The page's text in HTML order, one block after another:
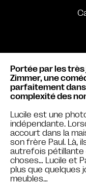
Portée par les
Zimmer, une
parfaitement dans
complexité des
Lucile est une
indépendante.
accourt dans la
son frère Paul. Là,
autrefois pétillante
choses… Lucile et
plus que quelques
meubles…